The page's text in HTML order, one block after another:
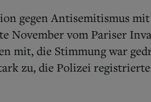
Pommern
Berlin-
Schlesien
Danzig und
Bücher
gegen Antisemitismus
November vom Pariser
mit, die Stimmung war
zu, die Polizei